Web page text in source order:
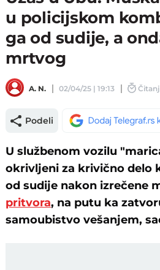
u policijskom
ga od sudije, a
mrtvog
A. N. 02/04/25 | 19:13
Podeli
U službenom vozilu
okrivljeni za krivično delo
od sudije nakon izrečene
pritvora, na putu ka
samoubistvo vešanjem,